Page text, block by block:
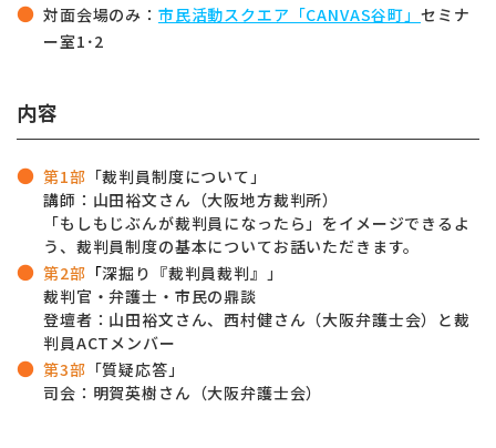
対面会場のみ： 市民活動スクエア「CANVAS谷町」セミナ
ー室1･2
内容
第1部 「裁判員制度について」
講師：山田裕文さん（大阪地方裁判所）
「もしもじぶんが裁判員になったら」をイメージできるよ
う、裁判員制度の基本についてお話いただきます。
第2部 「深掘り『裁判員裁判』」
裁判官・弁護士・市民の鼎談
登壇者： 山田裕文さん、西村健さん（大阪弁護士会）と裁
判員ACTメンバー
第3部 「質疑応答」
司会：明賀英樹さん（大阪弁護士会）